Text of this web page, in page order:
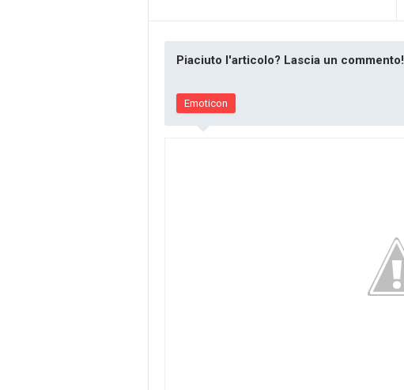
Piaciuto l'articolo? Lascia un commento!
Emoticon